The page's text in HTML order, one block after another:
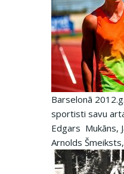
Barselonā
sportisti savu
Edgars Mukāns,
Arnolds